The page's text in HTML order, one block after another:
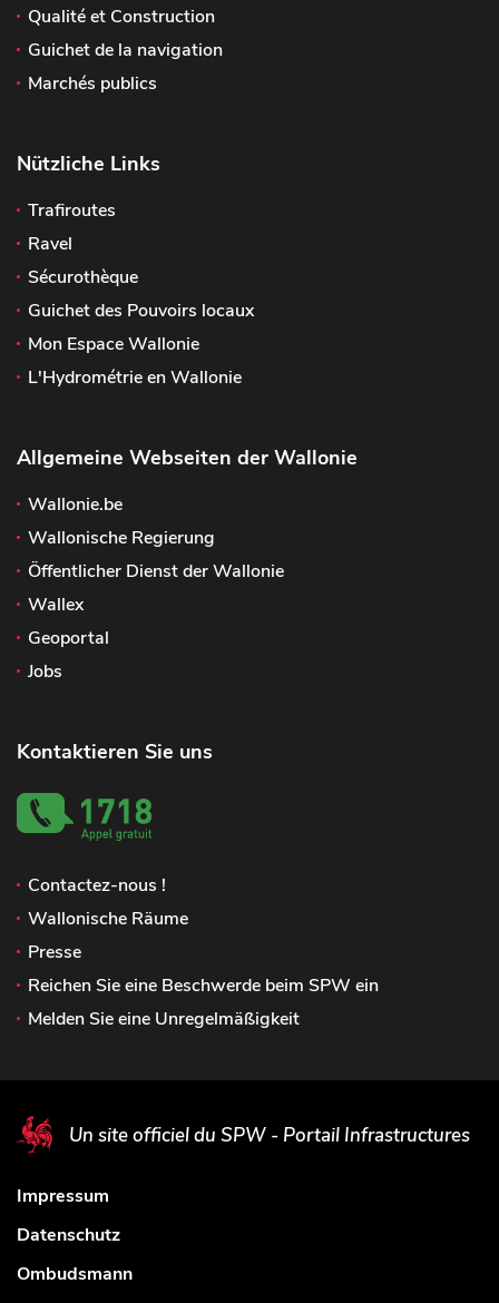
Qualité et Construction
Guichet de la navigation
Marchés publics
Nützliche Links
Trafiroutes
Ravel
Sécurothèque
Guichet des Pouvoirs locaux
Mon Espace Wallonie
L'Hydrométrie en Wallonie
Allgemeine Webseiten der Wallonie
Wallonie.be
Wallonische Regierung
Öffentlicher Dienst der Wallonie
Wallex
Geoportal
Jobs
Kontaktieren Sie uns
Contactez-nous !
Wallonische Räume
Presse
Reichen Sie eine Beschwerde beim SPW ein
Melden Sie eine Unregelmäßigkeit
Un site officiel du SPW - Portail Infrastructures
Impressum
Datenschutz
Ombudsmann